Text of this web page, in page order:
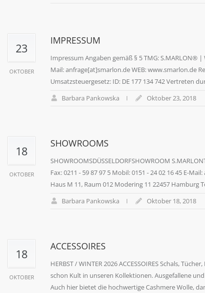
23
OKTOBER
IMPRESSUM
Impressum Angaben gemäß § 5 TMG: S.MARLON® |
Mail: anfrage[at]smarlon.de WEB: www.smarlon.de
Umsatzsteuergesetz: ID: DE 177 134 742 Vertreten
Barbara Pankowska Oktober 23, 2018
18
OKTOBER
SHOWROOMS
SHOWROOMSDÜSSELDORFSHOWROOM
Fax: 0211 - 59 87 97 5 Mobil: 0151 - 24 02 16 45 E-
Haus M 11, Raum 012 Modering 11 22457 Hamburg
Barbara Pankowska Oktober 18, 2018
18
OKTOBER
ACCESSOIRES
HERBST / WINTER 2026 ACCESSOIRES Schals,
schon Kult in unseren Kollektionen. Ausgefallene
Auch hier bietet die hochwertige Cashmere Wolle,